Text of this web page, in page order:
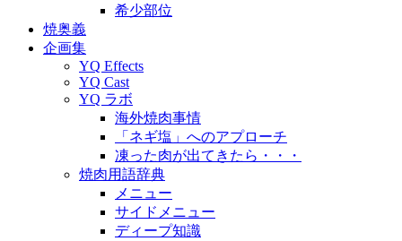
希少部位
焼奥義
企画集
YQ Effects
YQ Cast
YQ ラボ
海外焼肉事情
「ネギ塩」へのアプローチ
凍った肉が出てきたら・・・
焼肉用語辞典
メニュー
サイドメニュー
ディープ知識